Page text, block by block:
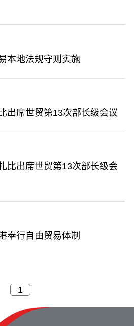
本地法规守则实施
出席世贸第13次部长级会议
比出席世贸第13次部长级会
奉行自由贸易体制